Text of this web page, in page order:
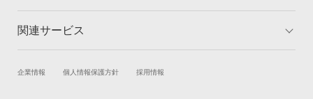
トップ
車検の基礎知識 キャンペーン一覧
関連サービス
試乗・商談 新車購入
企業情報 個人情報保護方針 採用情報